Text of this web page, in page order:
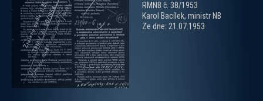
RMNB č. 38/1953
Karol Bacílek, ministr NB
Ze dne: 21.07.1953
zobrazit PDF dokument